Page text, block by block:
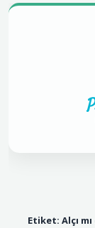
Etiket: Alçı